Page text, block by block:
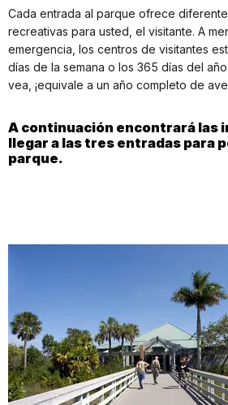
Cada entrada al parque ofrece
recreativas para usted, el visitante. A
emergencia, los centros de visitantes
días de la semana o los 365 días del
vea, ¡equivale a un año completo de
A continuación encontrará las
llegar a las tres entradas para
parque.